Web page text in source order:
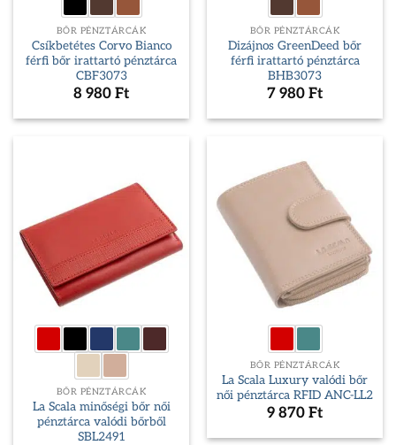
BŐR PÉNZTÁRCÁK
Csíkbetétes Corvo Bianco
férfi bőr irattartó pénztárca
CBF3073
8 980 Ft
BŐR PÉNZTÁRCÁK
Dizájnos GreenDeed bőr
férfi irattartó pénztárca
BHB3073
7 980 Ft
BŐR PÉNZTÁRCÁK
La Scala minőségi bőr női
pénztárca valódi bőrből
SBL2491
BŐR PÉNZTÁRCÁK
La Scala Luxury valódi bőr
női pénztárca RFID ANC-LL2
9 870 Ft